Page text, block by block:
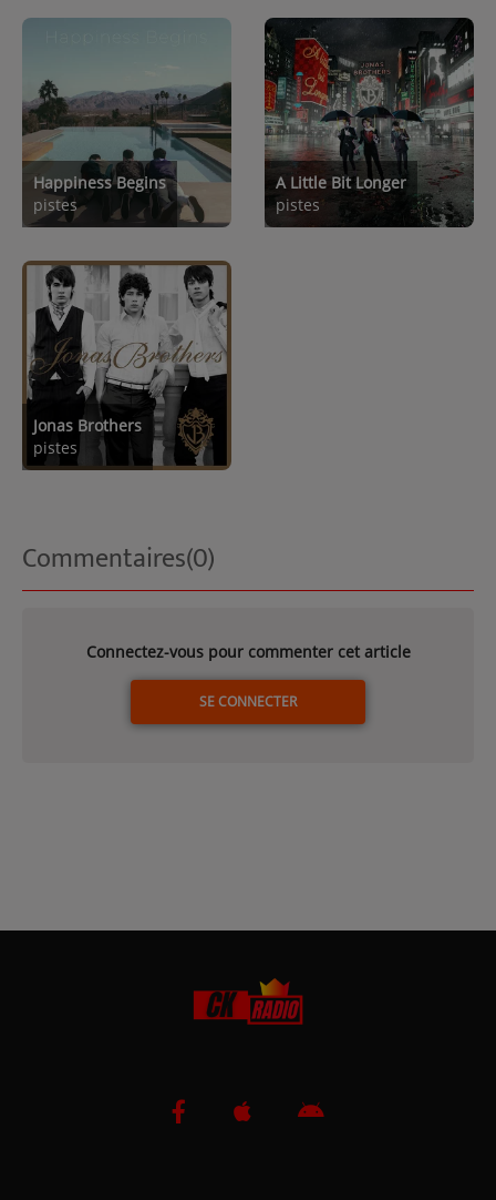
Happiness Begins
pistes
A Little Bit Longer
pistes
Jonas Brothers
pistes
Commentaires(0)
Connectez-vous pour commenter cet article
SE CONNECTER